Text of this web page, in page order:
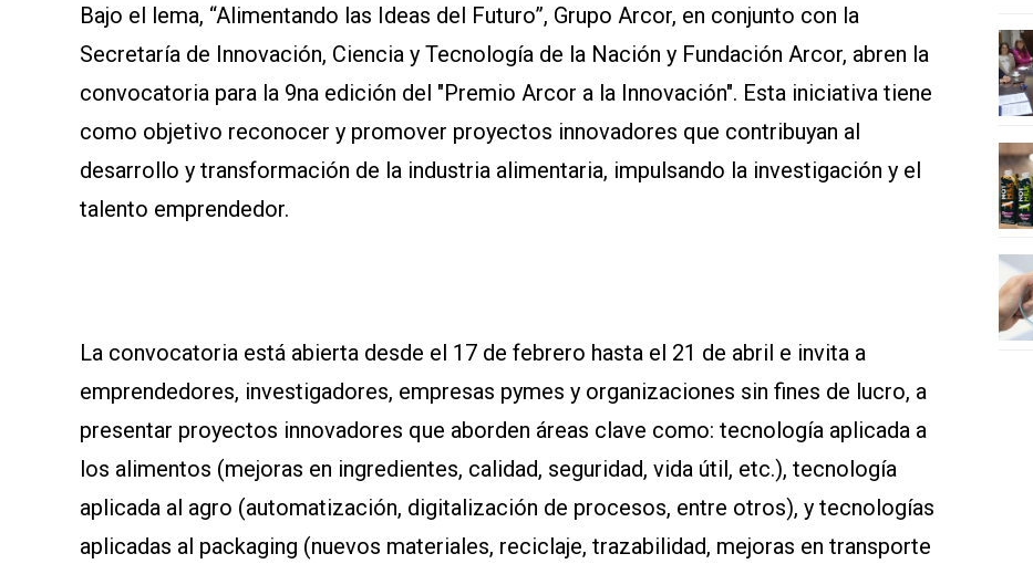
Bajo el lema, “Alimentando las Ideas del Futuro”, Grupo Arcor, en conjunto con la
Secretaría de Innovación, Ciencia y Tecnología de la Nación y Fundación Arcor, abren la
convocatoria para la 9na edición del "Premio Arcor a la Innovación". Esta iniciativa tiene
como objetivo reconocer y promover proyectos innovadores que contribuyan al
desarrollo y transformación de la industria alimentaria, impulsando la investigación y el
talento emprendedor.
La convocatoria está abierta desde el 17 de febrero hasta el 21 de abril e invita a
emprendedores, investigadores, empresas pymes y organizaciones sin fines de lucro, a
presentar proyectos innovadores que aborden áreas clave como: tecnología aplicada a
los alimentos (mejoras en ingredientes, calidad, seguridad, vida útil, etc.), tecnología
aplicada al agro (automatización, digitalización de procesos, entre otros), y tecnologías
aplicadas al packaging (nuevos materiales, reciclaje, trazabilidad, mejoras en transporte